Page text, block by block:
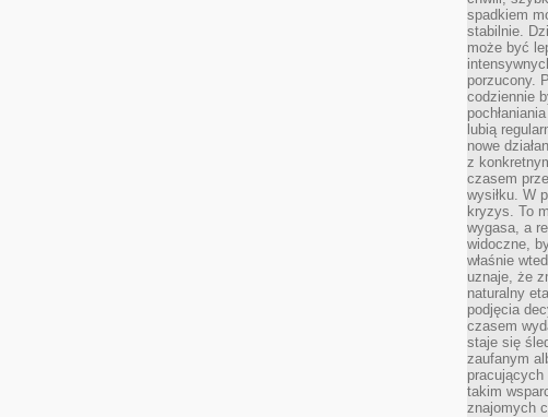
spadkiem
stabilnie.
może być
porzucony.
codziennie
lubią
nowe
z
czasem
wysiłku. W
kryzys. To
wygasa, a
widoczne,
właśnie
uznaje, że
naturalny
podjęcia
czasem
staje się
zaufanym
takim
znajomych